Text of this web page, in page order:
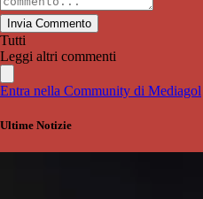
Invia Commento
Tutti
Leggi altri commenti
Entra nella Community di Mediagol
Ultime Notizie